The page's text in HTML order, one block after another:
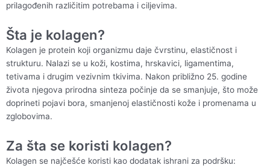
prilagođenih različitim potrebama i ciljevima.
Šta je kolagen?
Kolagen je protein koji organizmu daje čvrstinu, elastičnost i
strukturu. Nalazi se u koži, kostima, hrskavici, ligamentima,
tetivama i drugim vezivnim tkivima. Nakon približno 25. godine
života njegova prirodna sinteza počinje da se smanjuje, što može
doprineti pojavi bora, smanjenoj elastičnosti kože i promenama u
zglobovima.
Za šta se koristi kolagen?
Kolagen se najčešće koristi kao dodatak ishrani za podršku: